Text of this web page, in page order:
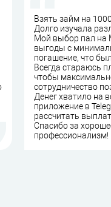
Взять займ на
Долго изучала
Мой выбор пал на
выгоды с
погашение, что
Всегда стараюсь
чтобы
сотрудничество
Денег хватило на
приложение в
рассчитать
Спасибо за
профессионализм!